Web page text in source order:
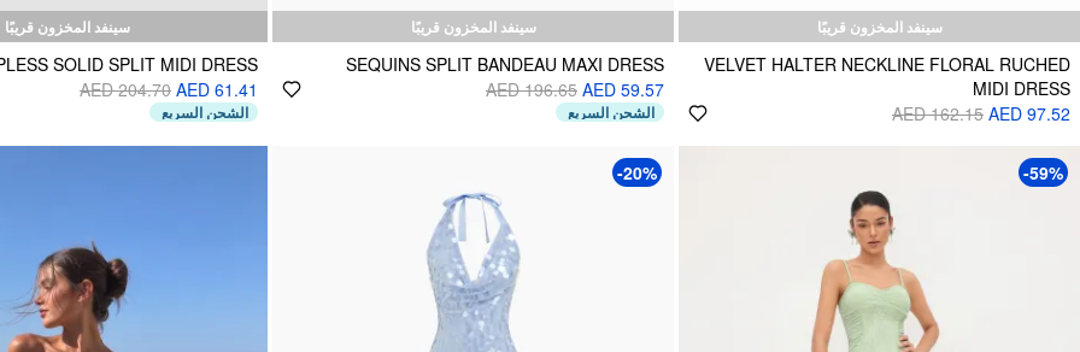
سينفد المخزون قريبًا
VELVET HALTER NECKLINE FLORAL RUCHED
MIDI DRESS
AED 97.52
AED 162.15
سينفد المخزون قريبًا
SEQUINS SPLIT BANDEAU MAXI DRESS
AED 59.57
AED 196.65
الشحن السريع
سينفد المخزون قريبًا
SOLID SPLIT MIDI DRESS
AED 61.41
AED 204.70
الشحن السريع
-59%
-20%